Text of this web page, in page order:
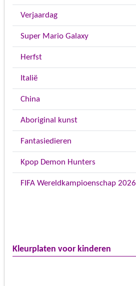
Verjaardag
Super Mario Galaxy
Herfst
Italië
China
Aboriginal kunst
Fantasiedieren
Kpop Demon Hunters
FIFA Wereldkampioenschap 2026
Kleurplaten voor kinderen